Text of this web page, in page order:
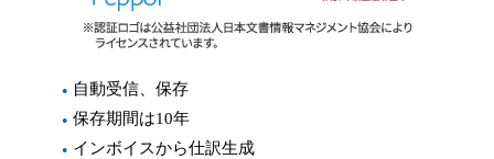
自動受信、保存
保存期間は10年
インボイスから仕訳生成